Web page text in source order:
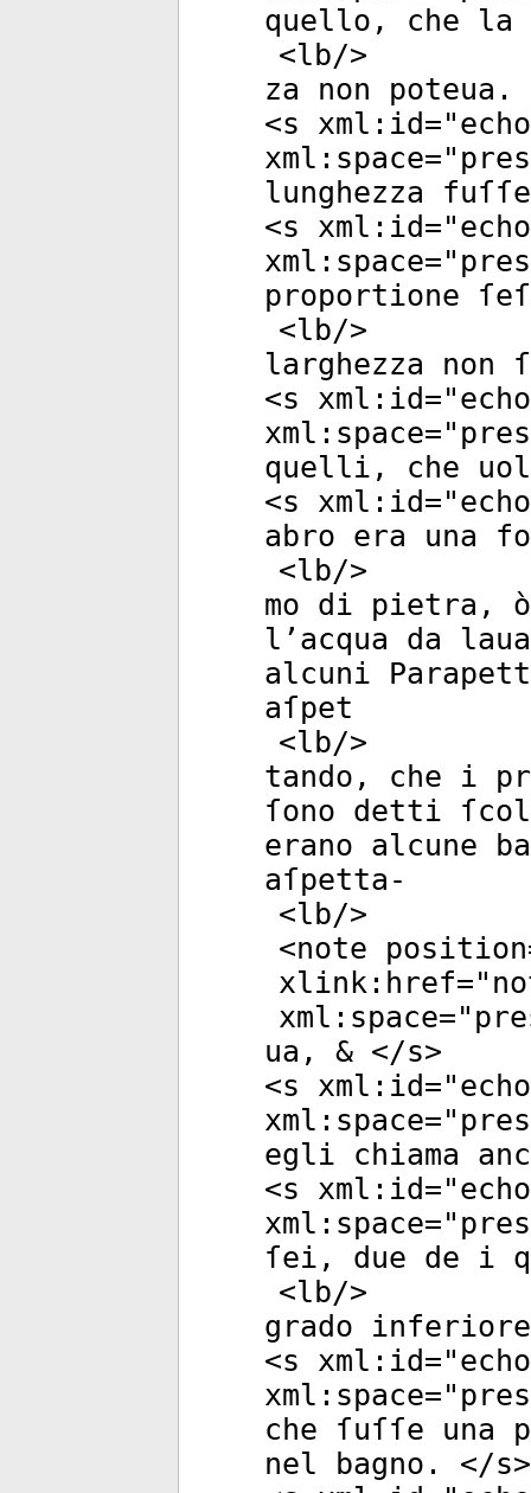
quello, che la
<lb/>
za non poteua.
<s xml:id="
xml:space="
lunghezza
<s xml:id="
xml:space="
proportione
<lb/>
larghezza non
<s xml:id="
xml:space="
quelli, che
<s xml:id="
abro era una
<lb/>
mo di pietra,
l’acqua da
alcuni
aſpet
<lb/>
tando, che i
ſono detti
erano alcune
aſpetta-
<lb/>
<note position
xlink:href="
xml:space="
ua, & </s>
<s xml:id="
xml:space="
egli chiama
<s xml:id="
xml:space="
ſei, due de i
<lb/>
grado
<s xml:id="
xml:space="
che ſuſſe una
nel bagno. </s>